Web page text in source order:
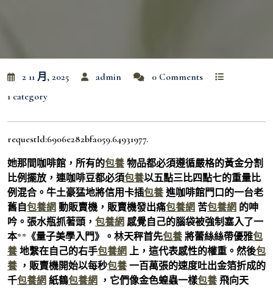
2 11 月, 2025 admin
0 Comments
1 category
requestId:6906e282bfa059.64931977.
她那間咖啡館，所有的包養 物品都必須遵循嚴格的黃金分割
比例擺放，連咖啡豆都必須包養以五點三比四點七的重量比
例混合。牛土豪猛地將信用卡插包養 進咖啡館門口的一台老
舊自包養網 動販賣機，販賣機發出痛包養網 苦包養網 的呻
吟。張水瓶抓著頭， 包養網 感覺自己的腦袋被強制塞入了一
本**《量子美學入門》。林天秤首先包養 將蕾絲絲帶優雅包
養 地繫在自己的右手包養網 上，這代表感性的權重。然後包
養 ，販賣機開始以每秒包養 一百萬張的速度吐出金箔折成的
千包養網 紙鶴包養網 ，它們像金色蝗蟲一樣包養 飛向天